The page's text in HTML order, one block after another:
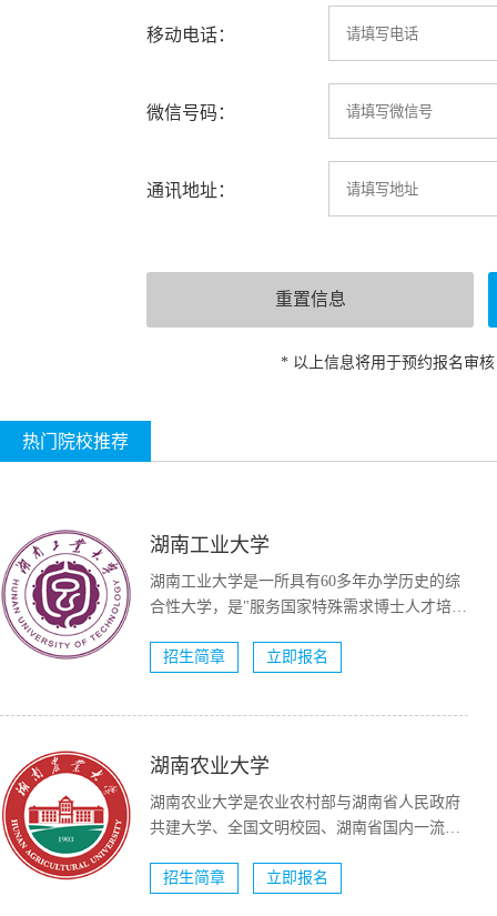
移动电话：
微信号码：
通讯地址：
* 以上信息将用于预约报名审
热门院校推荐
湖南工业大学
湖南工业大学是一所具有60多年办学历史的综
合性大学，是"服务国家特殊需求博士人才培养
招生简章
立即报名
湖南农业大学
湖南农业大学是农业农村部与湖南省人民政府
共建大学、全国文明校园、湖南省国内一流大
招生简章
立即报名